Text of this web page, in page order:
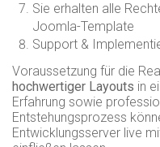
Sie erhalten alle
Joomla-Template
Support &
Voraussetzung für die
hochwertiger Layouts in
Erfahrung sowie
Entstehungsprozess
Entwicklungsserver live